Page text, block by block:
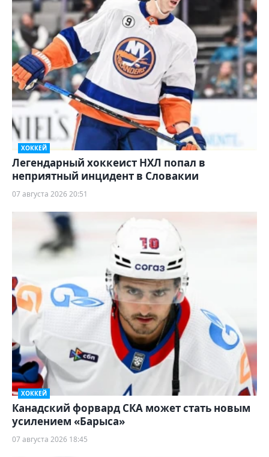
ХОККЕЙ
Легендарный хоккеист НХЛ попал в
неприятный инцидент в Словакии
07 августа 2026 20:51
ХОККЕЙ
Канадский форвард СКА может стать новым
усилением «Барыса»
07 августа 2026 18:45